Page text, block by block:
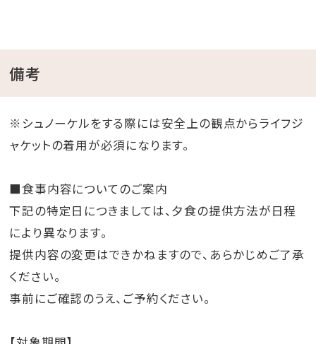
備考
※シュノーケルをする際には安全上の観点からライフジ
ャケットの着用が必須になります。
■食事内容についてのご案内
下記の特定日につきましては、夕食の提供方法が日程
により異なります。
提供内容の変更はできかねますので、あらかじめご了承
ください。
事前にご確認のうえ、ご予約ください。